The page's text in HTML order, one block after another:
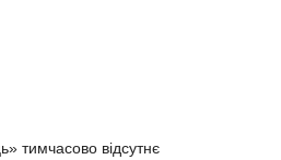
тимчасово відсутнє